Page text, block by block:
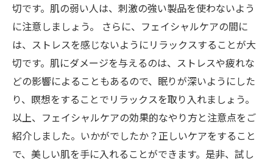
切です。肌の弱い人は、刺激の強い製品を使わないよう
に注意しましょう。 さらに、フェイシャルケアの間に
は、ストレスを感じないようにリラックスすることが大
切です。肌にダメージを与えるのは、ストレスや疲れな
どの影響によることもあるので、眠りが深いようにした
り、瞑想をすることでリラックスを取り入れましょう。
以上、フェイシャルケアの効果的なやり方と注意点をご
紹介しました。いかがでしたか？正しいケアをすること
で、美しい肌を手に入れることができます。是非、試し